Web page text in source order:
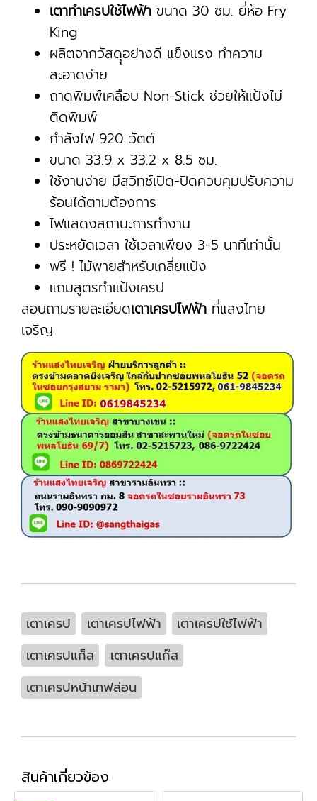
เตาทำเครปใช้ไฟฟ้า ขนาด 30 ซม. ยี่ห้อ Fry
King
ผลิตจากวัสดุุอย่างดี แข็งแรง ทำความ
สะอาดง่าย
ถาดพิมพ์เคลือบ Non-Stick ช่วยให้แป้งไม่
ติดพิมพ์
กำลังไฟ 920 วัตต์
ขนาด 33.9 x 33.2 x 8.5 ซม.
ใช้งานง่าย มีสวิทช์เปิด-ปิดควบคุมปรับความ
ร้อนได้ตามต้องการ
ไฟแสดงสถานะการทำงาน
ประหยัดเวลา ใช้เวลาเพียง 3-5 นาทีเท่านั้น
ฟรี ! ไม้พายสำหรับเกลี่ยแป้ง
แถมสูตรทำแป้งเครป
สอบถามรายละเอียดเตาเครปไฟฟ้า ที่แสงไทย
เจริญ
เตาเครป เตาเครปไฟฟ้า
เตาเครปใช้ไฟฟ้า
เตาเครปแก็ส
เตาเครปแก๊ส
เตาเครปหน้าเทฟล่อน
สินค้าเกี่ยวข้อง